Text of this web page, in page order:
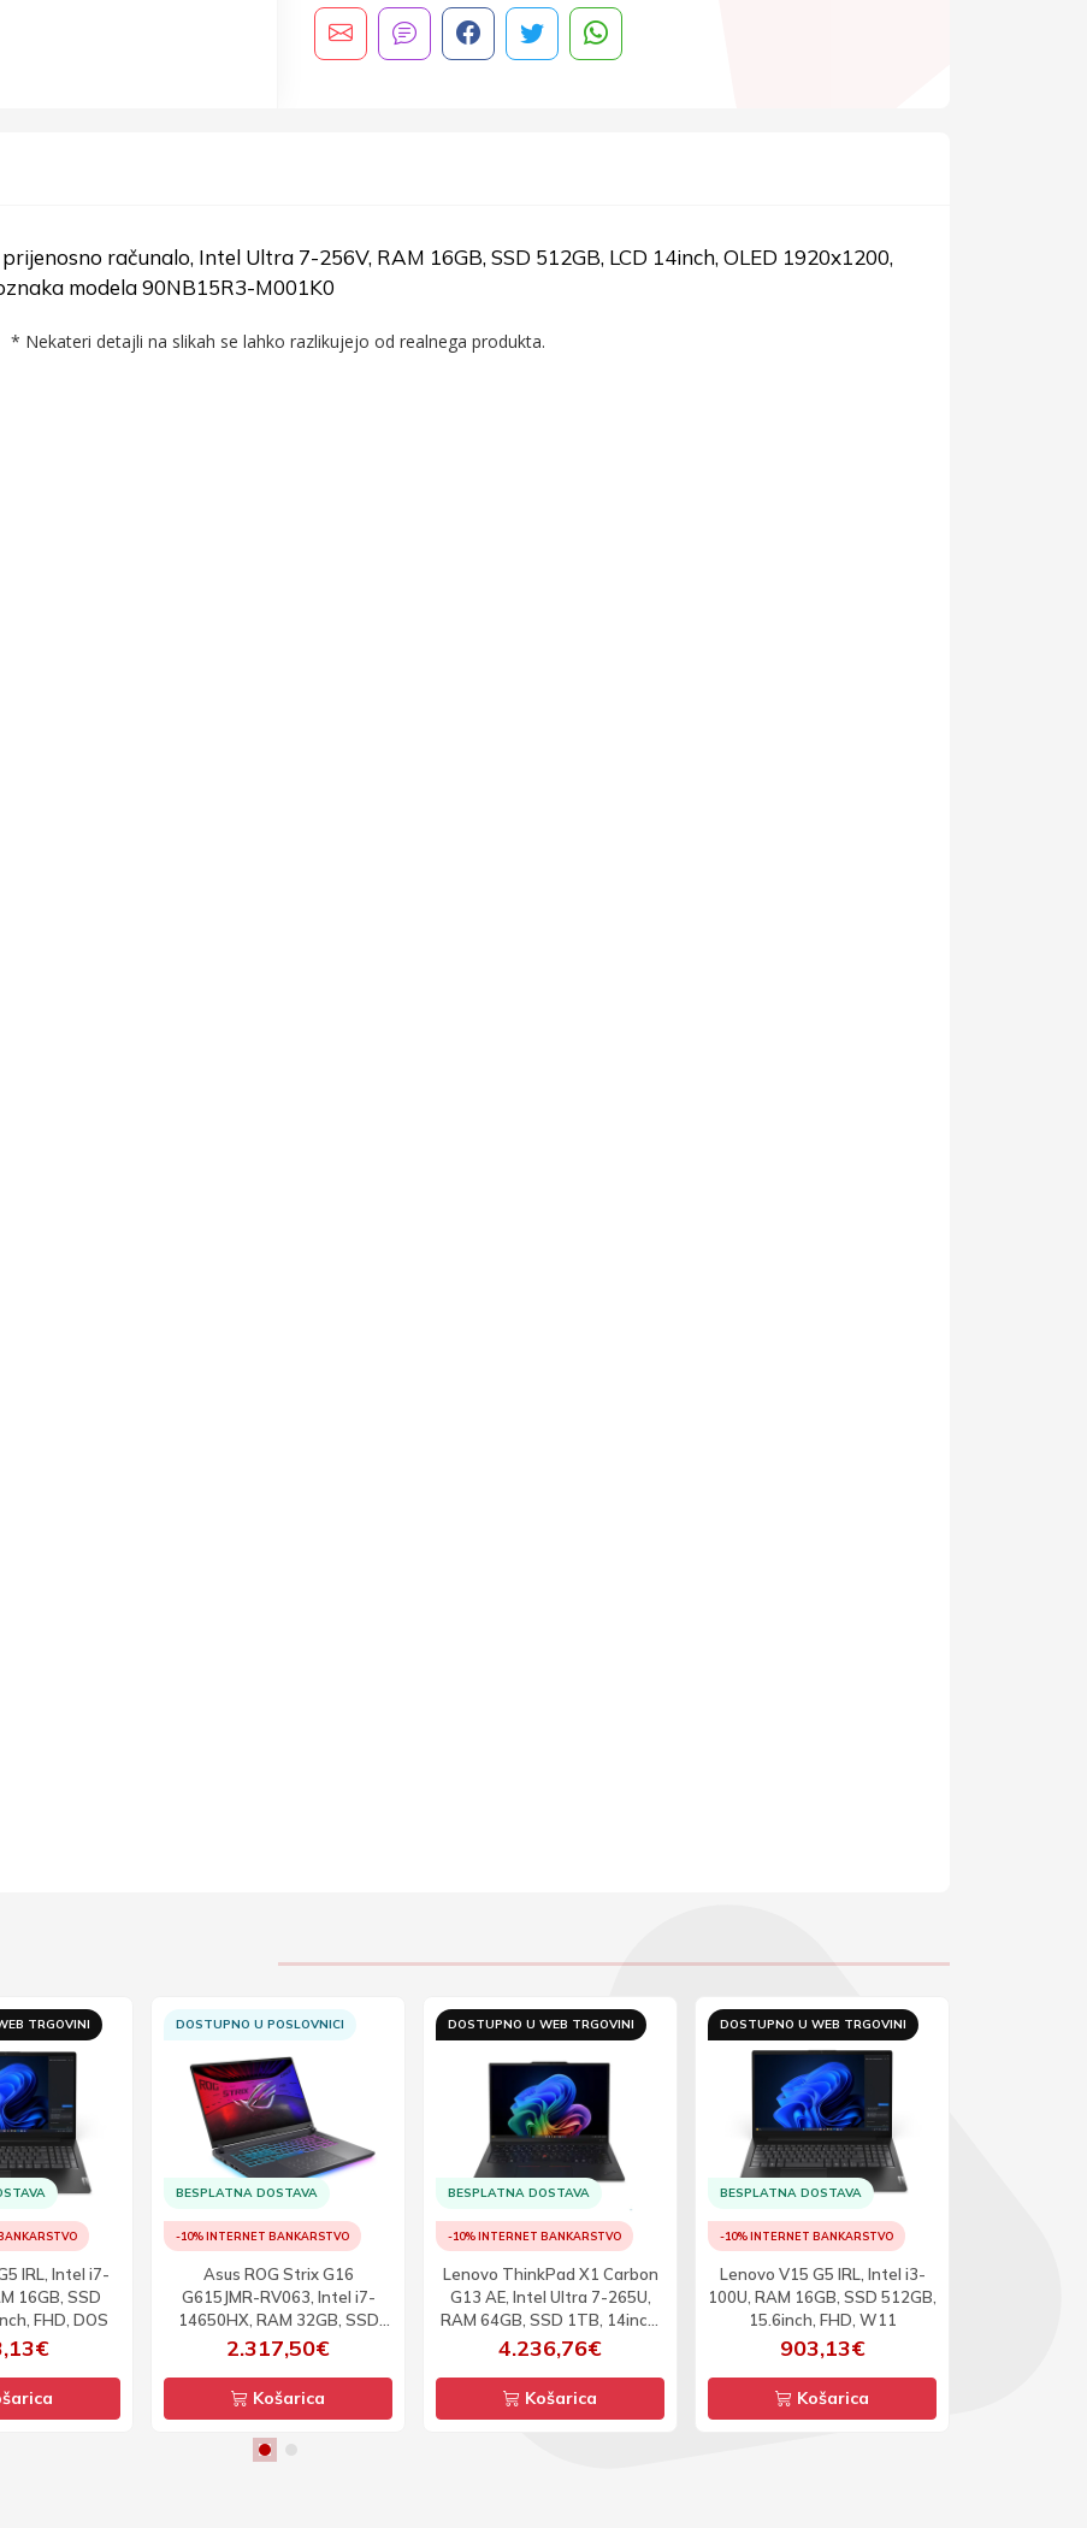
računalo, Intel Ultra 7-256V, RAM 16GB, SSD 512GB, LCD 14inch, OLED 1920x1200,
modela 90NB15R3-M001K0
TRGOVINI
IRL, Intel i7-
16GB, SSD
FHD, DOS
DOSTUPNO U POSLOVNICI
BESPLATNA DOSTAVA
-10% INTERNET BANKARSTVO
Asus ROG Strix G16
G615JMR-RV063, Intel i7-
14650HX, RAM 32GB, SSD
1TB, RTX 5060, 16inch,
2.317,50€
Košarica
DOSTUPNO U WEB TRGOVINI
BESPLATNA DOSTAVA
-10% INTERNET BANKARSTVO
Lenovo ThinkPad X1 Carbon
G13 AE, Intel Ultra 7-265U,
RAM 64GB, SSD 1TB, 14inch,
WUXGA, W11P
4.236,76€
Košarica
DOSTUPNO U WEB TRGOVINI
BESPLATNA DOSTAVA
-10% INTERNET BANKARSTVO
Lenovo V15 G5 IRL, Intel i3-
100U, RAM 16GB, SSD 512GB,
15.6inch, FHD, W11
903,13€
Košarica